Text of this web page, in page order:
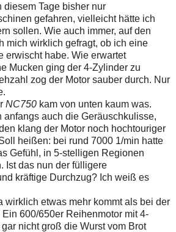
diesem Tage bisher nur
gefahren, vielleicht hätte ich
sollen. Wie auch immer, auf den
mich wirklich gefragt, ob ich eine
erwischt habe. Wie erwartet
Mucken ging der 4-Zylinder zu
zog der Motor sauber durch. Nur
NC750 kam von unten kaum was.
anfangs auch die Geräuschkulisse,
klang der Motor noch hochtouriger
heißen: bei rund 7000 1/min hatte
Gefühl, in 5-stelligen Regionen
Ist das nun der fülligere
kräftige Durchzug? Ich weiß es
wirklich etwas mehr kommt als bei der
Ein 600/650er Reihenmotor mit 4-
nicht groß die Wurst vom Brot